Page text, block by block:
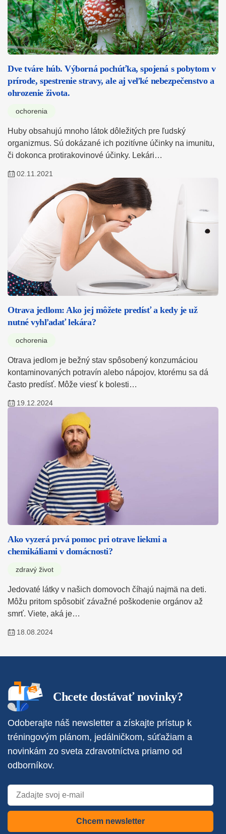
Dve tváre húb. Výborná pochúťka, spojená s pobytom v
prírode, spestrenie stravy, ale aj veľké nebezpečenstvo a
ohrozenie života.
ochorenia
Huby obsahujú mnoho látok dôležitých pre ľudský
organizmus. Sú dokázané ich pozitívne účinky na imunitu,
či dokonca protirakovinové účinky. Lekári…
02.11.2021
Otrava jedlom: Ako jej môžete predísť a kedy je už
nutné vyhľadať lekára?
ochorenia
Otrava jedlom je bežný stav spôsobený konzumáciou
kontaminovaných potravín alebo nápojov, ktorému sa dá
často predísť. Môže viesť k bolesti…
19.12.2024
Ako vyzerá prvá pomoc pri otrave liekmi a
chemikáliami v domácnosti?
zdravý život
Jedovaté látky v našich domovoch číhajú najmä na deti.
Môžu pritom spôsobiť závažné poškodenie orgánov až
smrť. Viete, aká je…
18.08.2024
Chcete dostávať novinky?
Odoberajte náš newsletter a získajte prístup k
tréningovým plánom, jedálničkom, súťažiam a
novinkám zo sveta zdravotníctva priamo od
odborníkov.
Chcem newsletter